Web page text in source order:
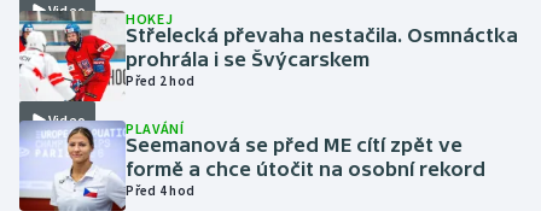
Házená
Jezdectví
Judo
Krasobruslení
Video
Video
HOKEJ
Střelecká převaha nestačila. Osmnáctka
prohrála i se Švýcarskem
Před 2 hod
PLAVÁNÍ
Seemanová se před ME cítí zpět ve
formě a chce útočit na osobní rekord
Před 4 hod